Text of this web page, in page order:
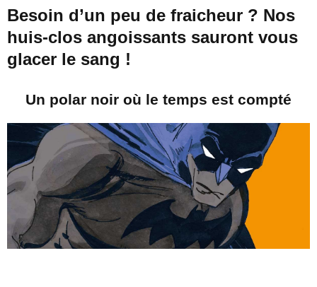
Besoin d’un peu de fraicheur ? Nos
huis-clos angoissants sauront vous
glacer le sang !
Un polar noir où le temps est compté